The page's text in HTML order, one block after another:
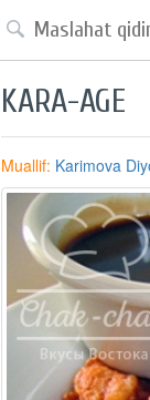
KARA-AGE
Muallif: Karimova